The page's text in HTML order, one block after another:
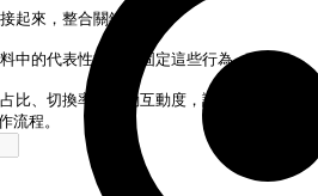
起來，整合關鍵指標：
中的代表性樣本來固定這些行為：
比、切換率和滾動互動度，讓 PM 能在幾秒內
流程。